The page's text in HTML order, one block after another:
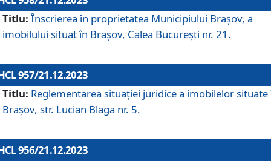
Titlu: Înscrierea în proprietatea Municipiului Brașov, a
imobilului situat în Brașov, Calea București nr. 21.
957/21.12.2023
Titlu: Reglementarea situației juridice a imobilelor situate
Brașov, str. Lucian Blaga nr. 5.
956/21.12.2023